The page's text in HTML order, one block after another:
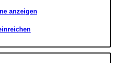
anzeigen